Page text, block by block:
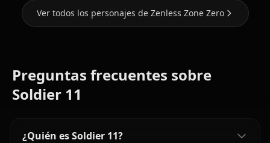
Ver todos los personajes de Zenless Zone Zero
Preguntas frecuentes sobre
Soldier 11
¿Quién es Soldier 11?